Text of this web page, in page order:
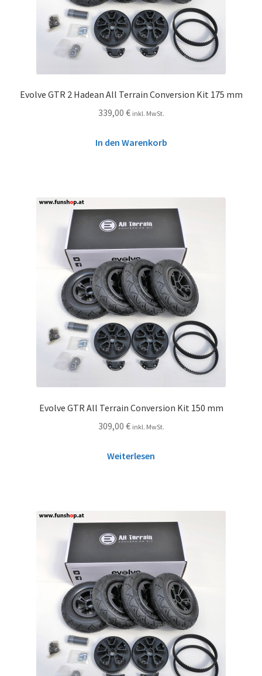
Evolve GTR 2 Hadean All Terrain Conversion Kit 175 mm
339,00 € inkl. MwSt.
In den Warenkorb
Evolve GTR All Terrain Conversion Kit 150 mm
309,00 € inkl. MwSt.
Weiterlesen